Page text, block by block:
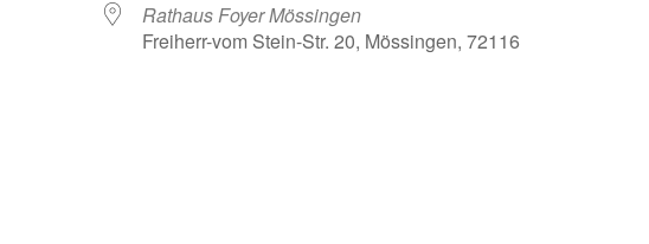
Rathaus Foyer Mössingen
Freiherr-vom Stein-Str. 20, Mössingen, 72116